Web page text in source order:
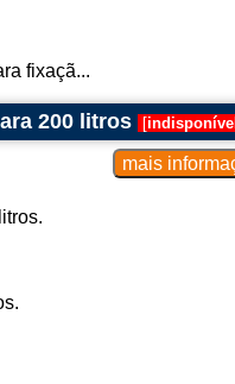
fixaçã...
200 litros [indisponível